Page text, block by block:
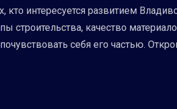
интересуется развитием
строительства, качество
себя его частью.